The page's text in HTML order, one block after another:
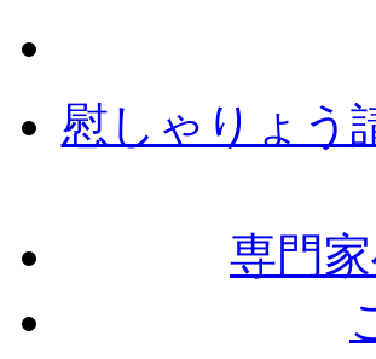
慰しゃりょう
専門